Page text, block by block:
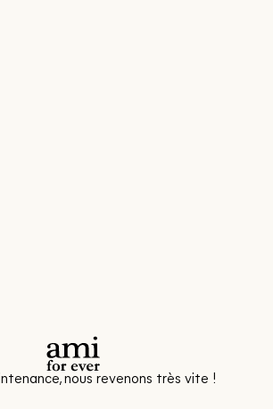
nous revenons très vite !